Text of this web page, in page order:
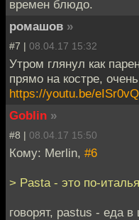
времен блюдо.
ромашов »
#7 | 08.04.17 15:32
Утром глянул как
прямо на костре,
https://youtu.be/
Goblin »
#8 | 08.04.17 15:50
Кому: Merlin, #6
> Pasta - это по-
говорят, pastus - еда в